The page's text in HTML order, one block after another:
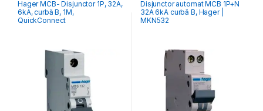
Întrerupătoare Automate
Hager MCB- Disjunctor 1P, 32A,
6kA, curbă B, 1M,
QuickConnect
Întrerupătoare Automate
Disjunctor automat MCB 1P+N
32A 6kA curbă B, Hager |
MKN532